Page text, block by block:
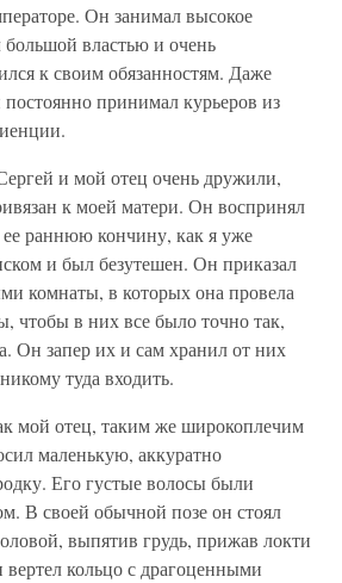
Он занимал высокое
властью и очень
к своим обязанностям. Даже
принимал курьеров из
и мой отец очень дружили,
к моей матери. Он воспринял
раннюю кончину, как я уже
и был безутешен. Он приказал
комнаты, в которых она провела
чтобы в них все было точно так,
Он запер их и сам хранил от них
туда входить.
мой отец, таким же широкоплечим
маленькую, аккуратно
Его густые волосы были
В своей обычной позе он стоял
выпятив грудь, прижав локти
кольцо с драгоценными